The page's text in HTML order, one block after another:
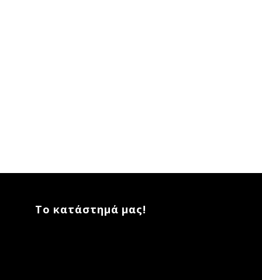
Το κατάστημά μας!